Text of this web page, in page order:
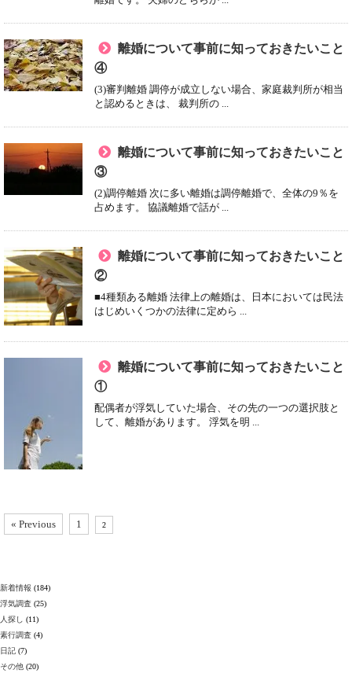
離婚について事前に知っておきたいこと
④
(3)審判離婚 調停が成立しない場合、家庭裁判所が相当
と認めるときは、 裁判所の ...
離婚について事前に知っておきたいこと
③
(2)調停離婚 次に多い離婚は調停離婚で、全体の9％を
占めます。 協議離婚で話が ...
離婚について事前に知っておきたいこと
②
■4種類ある離婚 法律上の離婚は、日本においては民法
はじめいくつかの法律に定めら ...
離婚について事前に知っておきたいこと
①
配偶者が浮気していた場合、その先の一つの選択肢と
して、離婚があります。 浮気を明 ...
« Previous 1 2
新着情報 (184)
浮気調査 (25)
人探し
(11)
素行調査 (4)
日記 (7)
その他 (20)